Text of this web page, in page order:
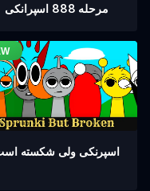
مرحله 888 اسپرانکی
اسپرنکی ولی شکسته